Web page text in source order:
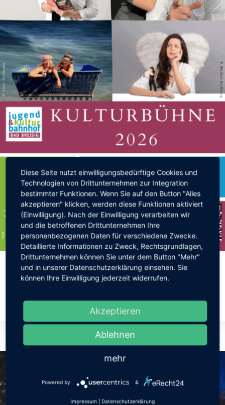
27. November 2025
Tickets für die Kulturbühne Bad
Breisig 2026 ab sofort erhältlich
Diese Seite nutzt einwilligungsbedürftige Cookies und
Technologien von Drittunternehmen zur Integration
bestimmter Funktionen. Wenn Sie auf den Button "Alles
akzeptieren" klicken, werden diese Funktionen aktiviert
(Einwilligung). Nach der Einwilligung verarbeiten wir
und die betroffenen Drittunternehmen Ihre
personenbezogenen Daten für verschiedene Zwecke.
Detaillierte Informationen zu Zweck, Rechtsgrundlagen,
Drittunternehmen können Sie unter dem Button "Mehr"
und in unserer Datenschutzerklärung einsehen. Sie
können Ihre Einwilligung jederzeit widerrufen.
Akzeptieren
Ablehnen
mehr
Powered by &
Impressum Datenschutzerklärung